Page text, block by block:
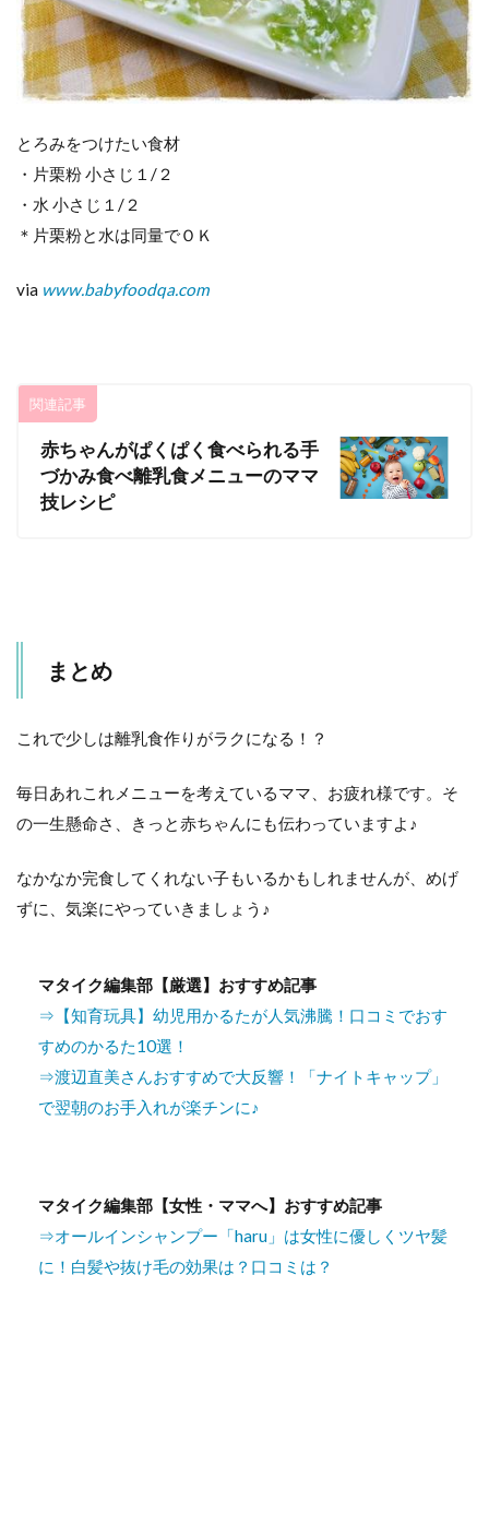
とろみをつけたい食材
・片栗粉 小さじ１/２
・水 小さじ１/２
＊片栗粉と水は同量でＯＫ
via www.babyfoodqa.com
関連記事
赤ちゃんがぱくぱく食べられる手
づかみ食べ離乳食メニューのママ
技レシピ
まとめ
これで少しは離乳食作りがラクになる！？
毎日あれこれメニューを考えているママ、お疲れ様です。そ
の一生懸命さ、きっと赤ちゃんにも伝わっていますよ♪
なかなか完食してくれない子もいるかもしれませんが、めげ
ずに、気楽にやっていきましょう♪
マタイク編集部【厳選】おすすめ記事
⇒【知育玩具】幼児用かるたが人気沸騰！口コミでおす
すめのかるた10選！
⇒渡辺直美さんおすすめで大反響！「ナイトキャップ」
で翌朝のお手入れが楽チンに♪
マタイク編集部【女性・ママへ】おすすめ記事
⇒オールインシャンプー「haru」は女性に優しくツヤ髪
に！白髪や抜け毛の効果は？口コミは？